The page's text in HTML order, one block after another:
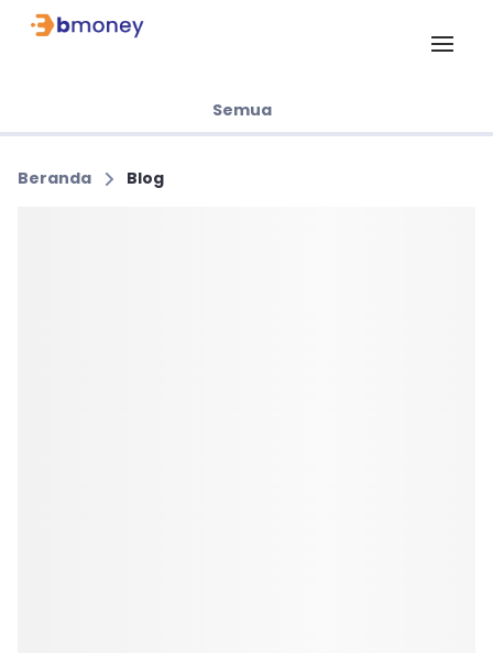
Semua
Beranda Blog